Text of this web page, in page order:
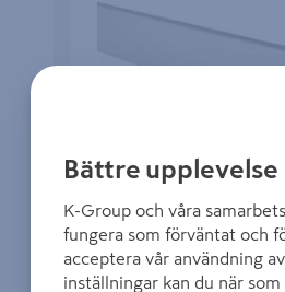
S 500-N VIT, FURU KRITVIT
149 kr/ ST
Bättre
K-Group och våra
fungera som förväntat och
acceptera vår användning
inställningar kan du när